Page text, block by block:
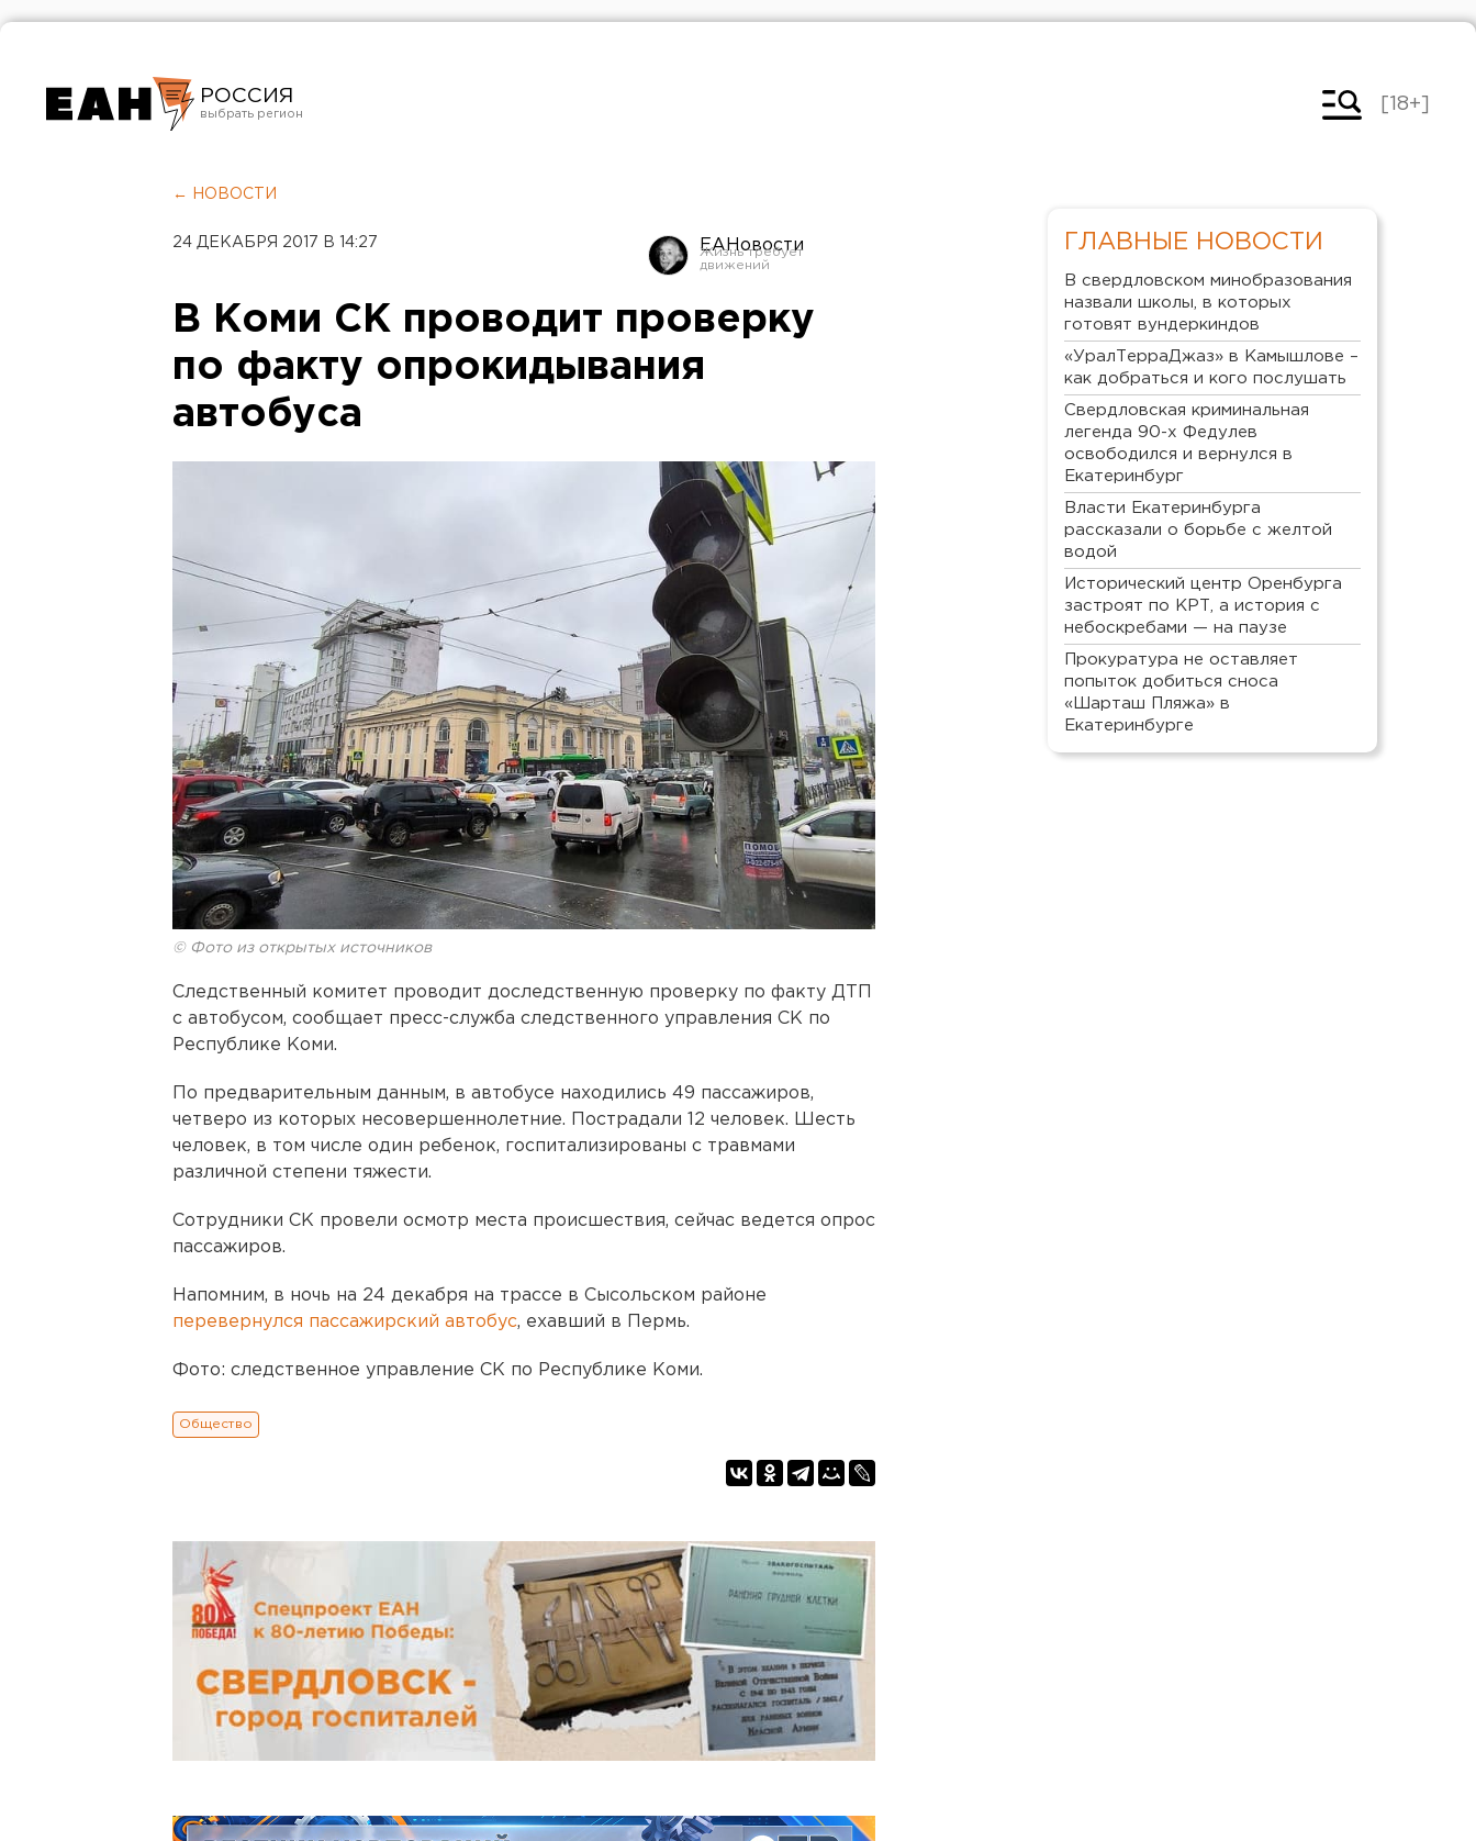
РОССИЯ
Челябинск
[18+]
← НОВОСТИ
24 ДЕКАБРЯ 2017 В 14:27 ЕАНовости
В Коми СК проводит проверку
по факту опрокидывания
автобуса
© Фото из открытых источников
Следственный комитет проводит доследственную проверку по факту ДТП
с автобусом, сообщает пресс-служба следственного управления СК по
Республике Коми.
По предварительным данным, в автобусе находились 49 пассажиров,
четверо из которых несовершеннолетние. Пострадали 12 человек. Шесть
человек, в том числе один ребенок, госпитализированы с травмами
различной степени тяжести.
Сотрудники СК провели осмотр места происшествия, сейчас ведется опрос
пассажиров.
Напомним, в ночь на 24 декабря на трассе в Сысольском районе
перевернулся пассажирский автобус, ехавший в Пермь.
Фото: следственное управление СК по Республике Коми.
Общество
ГЛАВНЫЕ НОВОСТИ
В свердловском минобразования
назвали школы, в которых
готовят вундеркиндов
«УралТерраДжаз» в Камышлове –
как добраться и кого послушать
Свердловская криминальная
легенда 90-х Федулев
освободился и вернулся в
Екатеринбург
Власти Екатеринбурга
рассказали о борьбе с желтой
водой
Исторический центр Оренбурга
застроят по КРТ, а история с
небоскребами — на паузе
Прокуратура не оставляет
попыток добиться сноса
«Шарташ Пляжа» в
Екатеринбурге